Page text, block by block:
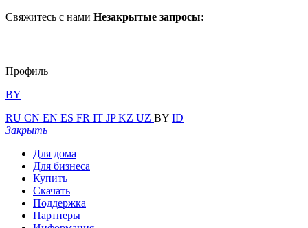
Свяжитесь с нами Незакрытые запросы:
Профиль
BY
RU CN EN ES FR IT JPKZ UZ BY ID
Закрыть
Для дома
Для бизнеса
Купить
Скачать
Поддержка
Партнеры